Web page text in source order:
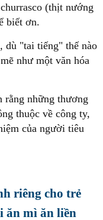
(thịt nướng
biết ơn.
dù "tai tiếng" thế nào
như một văn hóa
những thương
thuộc về công ty,
của người tiêu
riêng cho trẻ
ăn mì ăn liền